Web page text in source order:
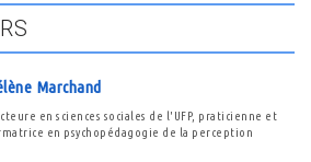
Marchand
en sciences sociales de l'UFP, praticienne et
en psychopédagogie de la perception